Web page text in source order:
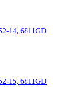
14, 6811GD
15, 6811GD